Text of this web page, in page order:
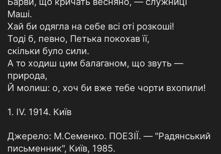
Маші.
Хай би одягла на себе всі оті розкоші!
Тоді б, певно, Петька покохав її,
скільки було сили.
А то ходиш цим балаганом, що звуть —
природа,
Й молиш: о, хоч би вже тебе чорти вхопили!
1. IV. 1914. Київ
Джерело: М.Семенко. ПОЕЗІЇ. — "Радянський
письменник", Київ, 1985.